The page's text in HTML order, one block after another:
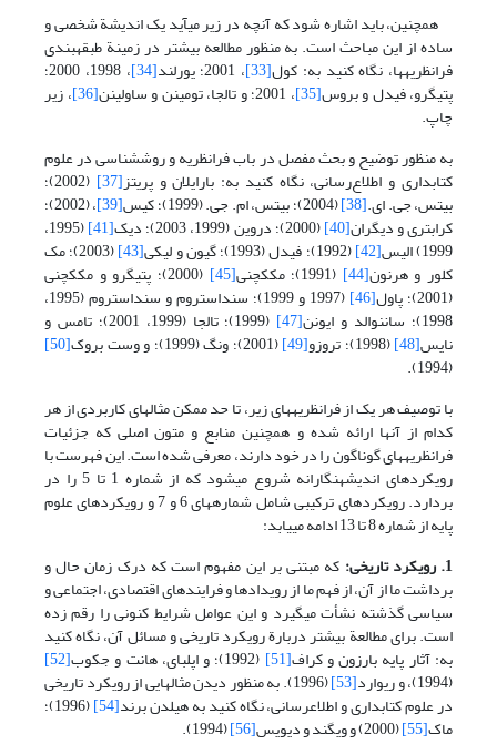
همچنین، باید اشاره شود که آنچه در زیر می­آید یک اندیشة شخصی و
ساده از این مباحث است. به منظور مطالعه بیشتر در زمینة طبقه­بندی
فرانظریه­ها، نگاه کنید به: کول[33] ، 2001؛ یورلند [34] ، 1998، 2000؛
پتیگرو، فیدل و بروس[35] ، 2001؛ و تالجا، تومینن و ساولینن [36] ، زیر
چاپ.
به منظور توضیح و بحث مفصل در باب فرانظریه و روش­شناسی در علوم
کتابداری و اطلاع‌رسانی، نگاه کنید به: بارایلان و پریتز[37] (2002)؛
بیتس، جی. ای.[38] (2004)؛ بیتس، ام. جی. (1999)؛ کیس [39] ، (2002)؛
کرابتری و دیگران[40] (2000)؛ دروین (1999، 2003)؛ دیک [41] (1995،
1999) الیس [42] (1992)؛ فیدل (1993)؛ گیون و لیکی [43] (2003)؛ مک
کلور و هرنون[44] (1991)؛ مک­کچنی [45] (2000)؛ پتیگرو و مک­کچنی
(2001)؛ پاول [46] (1997 و 1999)؛ سنداستروم و سنداستروم (1995،
1998)؛ ساننوالد و ایونن [47] (1999)؛ تالجا (1999، 2001)؛ تامس و
نایس[48] (1998)؛ تروزو [49] (2001)؛ ونگ (1999)؛ و وست بروک [50]
(1994).
با توصیف هر یک از فرانظریه­های زیر، تا حد ممکن مثالهای کاربردی از هر
کدام از آنها ارائه شده و همچنین منابع و متون اصلی که جزئیات
فرانظریه­های گوناگون را در خود دارند، معرفی شده است. این فهرست با
رویکردهای اندیشه­نگارانه شروع می­شود که از شماره 1 تا 5 را در
بردارد. رویکردهای ترکیبی شامل شماره­های 6 و 7 و رویکردهای علوم
پایه از شماره 8 تا 13 ادامه می­یابد:
1. رویکرد تاریخی:
که مبتنی بر این مفهوم است که درک زمان حال و
برداشت ما از آن، از فهم ما از رویدادها و فرایندهای اقتصادی، اجتماعی و
سیاسی گذشته نشأت می­گیرد و این عوامل شرایط کنونی را رقم زده
است. برای مطالعة بیشتر دربارة رویکرد تاریخی و مسائل آن، نگاه کنید
به: آثار پایه بارزون و کراف[51] (1992)؛ و اپلبای، هانت و جکوب [52]
(1994)، و ریوارد [53] (1996). به منظور دیدن مثالهایی از رویکرد تاریخی
در علوم کتابداری و اطلاع­رسانی، نگاه کنید به هیلدن برند[54] (1996)؛
ماک[55] (2000) و ویگند و دیویس [56]
(1994).